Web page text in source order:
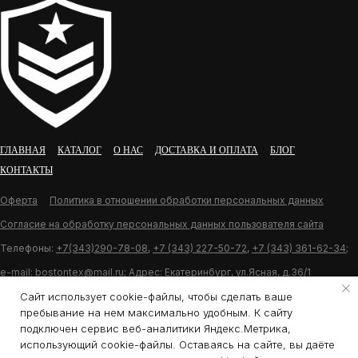
ГЛАВНАЯ КАТАЛОГ О НАС ДОСТАВКА И ОПЛАТА
БЛОГ
КОНТАКТЫ
Оферта
Политика в отношении обработки персональных данных
Согласие на обработку персональных данных пользователя сайта
Телефоны: +7(343)290-78-08, +7 (343) 227-50-72, +7 (343) 361-62-34;
e-mail: bostontex@mail.ru; Адрес: Екатеринбург, ул.Ясная, д.36/1
Разработка сайта U11.ru
Сайт использует cookie-файлы, чтобы сделать ваше
пребывание на нем максимально удобным. К cайту
подключен сервис веб-аналитики Яндекс.Метрика,
использующий cookie-файлы. Оставаясь на сайте, вы даёте